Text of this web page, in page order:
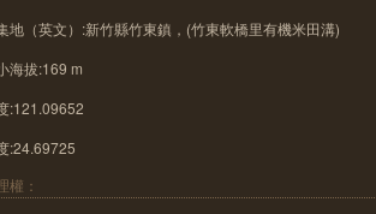
地（英文）:新竹縣竹東鎮，(竹東軟橋里有機米田溝)
海拔:169 m
:121.09652
:24.69725
權：